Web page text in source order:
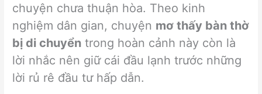
chuyện chưa thuận hòa. Theo kinh
nghiệm dân gian, chuyện mơ thấy bàn thờ
bị di chuyển trong hoàn cảnh này còn là
lời nhắc nên giữ cái đầu lạnh trước những
lời rủ rê đầu tư hấp dẫn.